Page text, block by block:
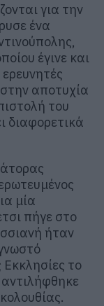
για την
ένα
έγινε και
αποτυχία
του
διαφορετικά
μία
πήγε στο
ήταν
το